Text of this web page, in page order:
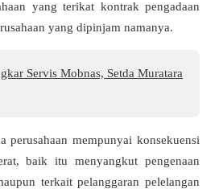
yang terikat kontrak pengadaan
yang dipinjam namanya.
Servis Mobnas, Setda Muratara
perusahaan mempunyai konsekuensi
baik itu menyangkut pengenaan
terkait pelanggaran pelelangan